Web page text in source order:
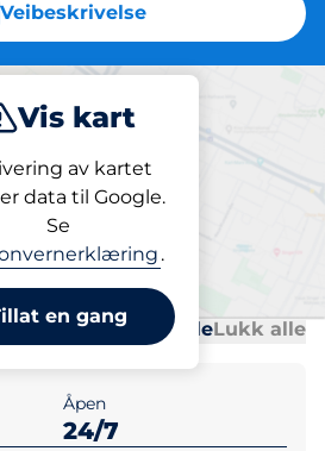
Veibeskrivelse
Vis kart
av kartet
data til Google.
Se
.
en gang
Parkering
Parkering
32
Åpne alleLukk alle
Åpen
24/7